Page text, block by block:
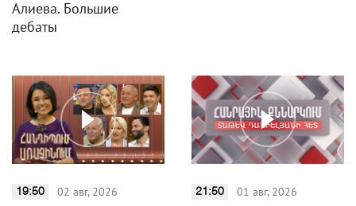
Алиева. Большие
дебаты
19:50 02 авг, 2026 21:50 01 авг, 2026